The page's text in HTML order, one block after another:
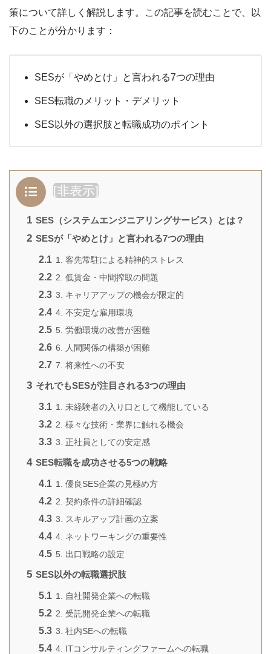
策について詳しく解説します。この記事を読むことで、以
下のことが分かります：
SESが「やめとけ」と言われる7つの理由
SES転職のメリット・デメリット
SES以外の選択肢と転職成功のポイント
[非表示]
1 SES（システムエンジニアリングサービス）とは？
2 SESが「やめとけ」と言われる7つの理由
2.1 1. 客先常駐による精神的ストレス
2.2 2. 低賃金・中間搾取の問題
2.3 3. キャリアアップの機会が限定的
2.4 4. 不安定な雇用環境
2.5 5. 労働環境の改善が困難
2.6 6. 人間関係の構築が困難
2.7 7. 将来性への不安
3 それでもSESが注目される3つの理由
3.1 1. 未経験者の入り口として機能している
3.2 2. 様々な技術・業界に触れる機会
3.3 3. 正社員としての安定感
4 SES転職を成功させる5つの戦略
4.1 1. 優良SES企業の見極め方
4.2 2. 契約条件の詳細確認
4.3 3. スキルアップ計画の立案
4.4 4. ネットワーキングの重要性
4.5 5. 出口戦略の設定
5 SES以外の転職選択肢
5.1 1. 自社開発企業への転職
5.2 2. 受託開発企業への転職
5.3 3. 社内SEへの転職
5.4 4. ITコンサルティングファームへの転職